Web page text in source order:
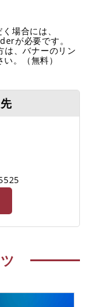
場合には、
が必要です。
、バナーのリン
。（無料）